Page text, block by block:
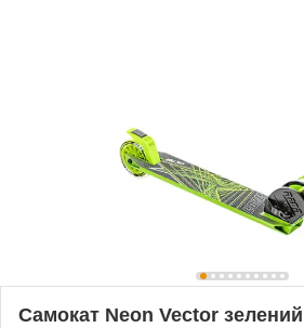
Самокат Neon Vector зелений